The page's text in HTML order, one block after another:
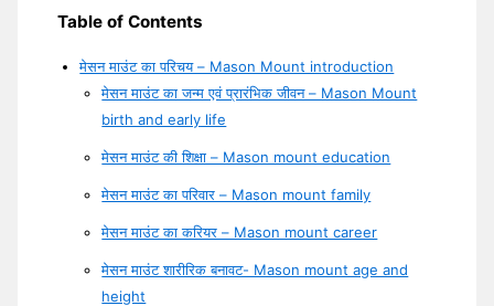
Table of Contents
मेसन माउंट का परिचय – Mason Mount introduction
मेसन माउंट का जन्म एवं प्रारंभिक जीवन – Mason Mount
birth and early life
मेसन माउंट की शिक्षा – Mason mount education
मेसन माउंट का परिवार – Mason mount family
मेसन माउंट का करियर – Mason mount career
मेसन माउंट शारीरिक बनावट- Mason mount age and
height